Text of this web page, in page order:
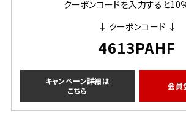
クーポンコードを入力すると10
↓ クーポンコード ↓
4613PAHF
キャンペーン詳細は
こちら
会員